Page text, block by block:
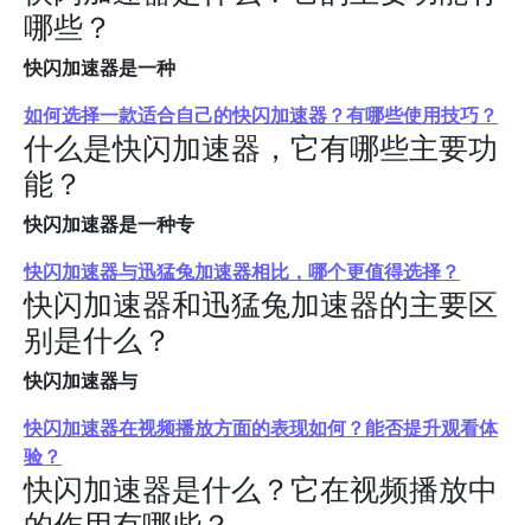
哪些？
快闪加速器是一种
如何选择一款适合自己的快闪加速器？有哪些使用技巧？
什么是快闪加速器，它有哪些主要功
能？
快闪加速器是一种专
快闪加速器与迅猛兔加速器相比，哪个更值得选择？
快闪加速器和迅猛兔加速器的主要区
别是什么？
快闪加速器与
快闪加速器在视频播放方面的表现如何？能否提升观看体
验？
快闪加速器是什么？它在视频播放中